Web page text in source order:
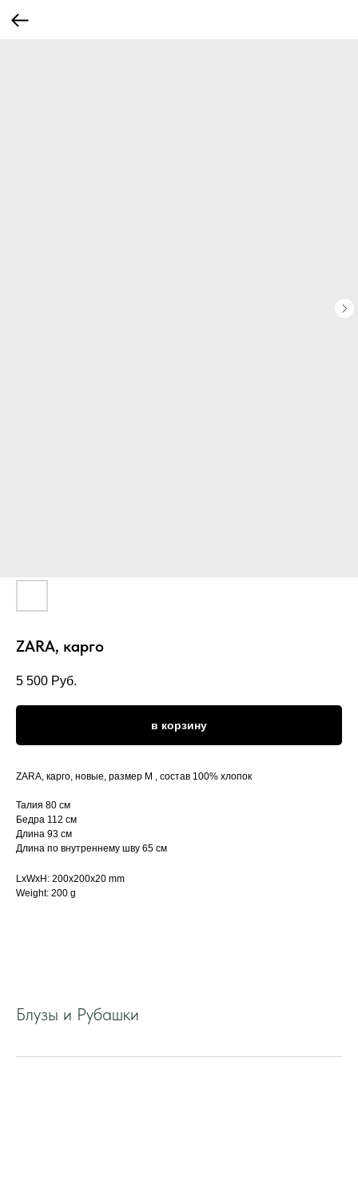
ZARA, карго
5 500 Руб.
в корзину
ZARA, карго, новые, размер М , состав 100% хлопок
Талия 80 см
Бедра 112 см
Длина 93 см
Длина по внутреннему шву 65 см
LxWxH: 200x200x20 mm
Weight: 200 g
Блузы и Рубашки